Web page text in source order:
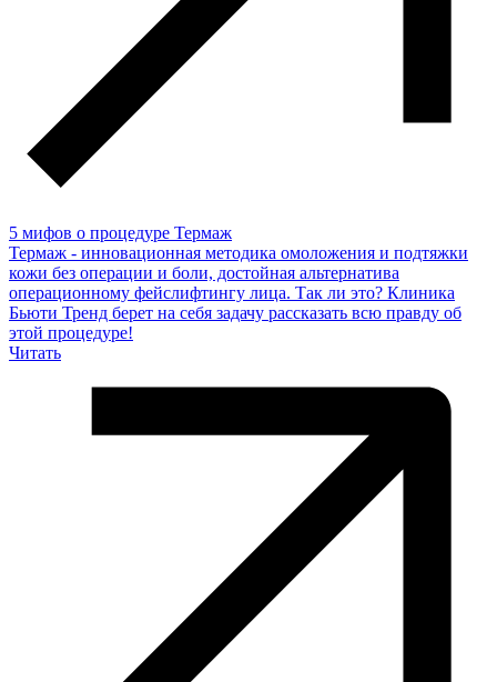
5 мифов о процедуре Термаж
Термаж - инновационная методика омоложения и подтяжки
кожи без операции и боли, достойная альтернатива
операционному фейслифтингу лица. Так ли это? Клиника
Бьюти Тренд берет на себя задачу рассказать всю правду об
этой процедуре!
Читать